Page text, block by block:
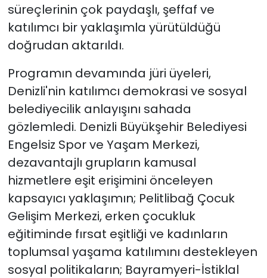
süreçlerinin çok paydaşlı, şeffaf ve
katılımcı bir yaklaşımla yürütüldüğü
doğrudan aktarıldı.
Programın devamında jüri üyeleri,
Denizli'nin katılımcı demokrasi ve sosyal
belediyecilik anlayışını sahada
gözlemledi. Denizli Büyükşehir Belediyesi
Engelsiz Spor ve Yaşam Merkezi,
dezavantajlı grupların kamusal
hizmetlere eşit erişimini önceleyen
kapsayıcı yaklaşımın; Pelitlibağ Çocuk
Gelişim Merkezi, erken çocukluk
eğitiminde fırsat eşitliği ve kadınların
toplumsal yaşama katılımını destekleyen
sosyal politikaların; Bayramyeri-İstiklal